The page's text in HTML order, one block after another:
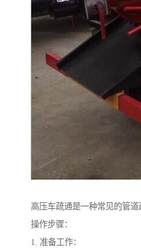
高压车疏通是一种常见的管
操作步骤：
1. 准备工作：